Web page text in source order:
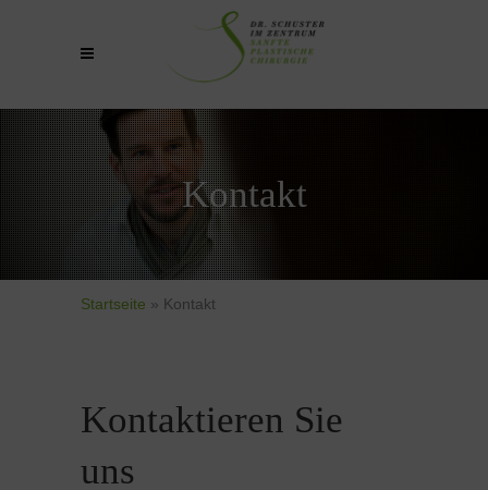
Kontakt
Startseite » Kontakt
Kontaktieren Sie
uns